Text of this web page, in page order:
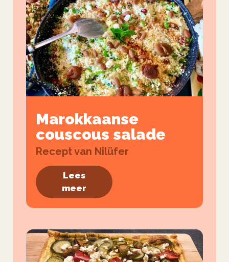
Marokkaanse
couscous salade
Recept van Nilüfer
Lees
meer